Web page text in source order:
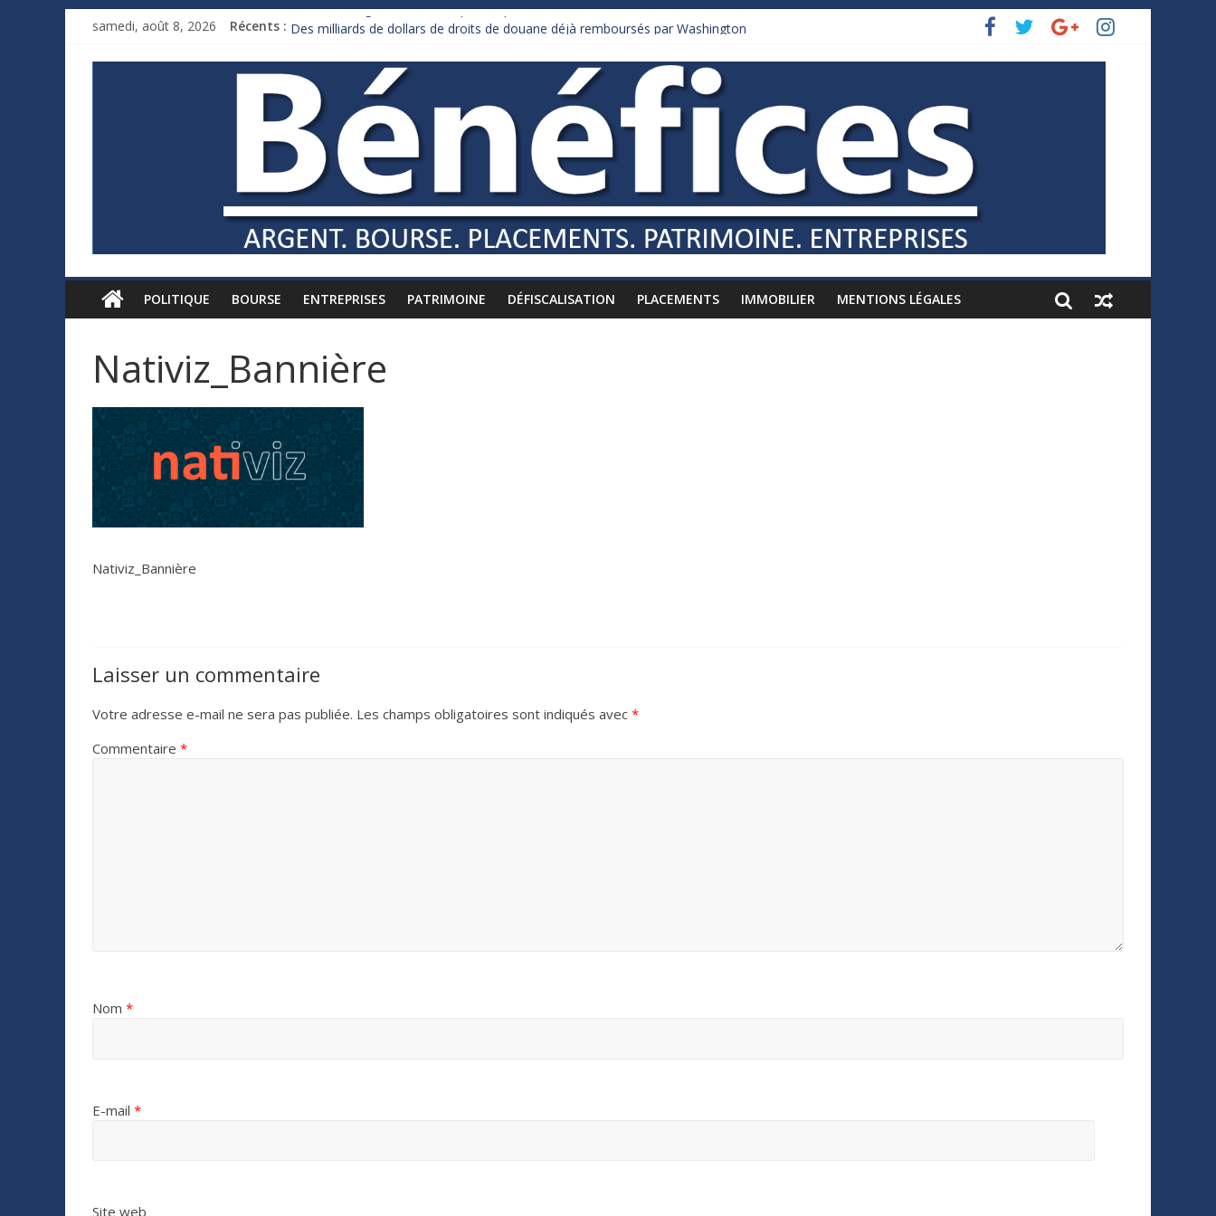
samedi, août 8, 2026 Récents :
France : le logement mis à l’épreuve par la chaleur
Des milliards de dollars de droits de douane déjà remboursés par Washington
Xavier Niel, le milliardaire qui ne touche presque rien
Ruée des fortunes russes vers l’étranger
POLITIQUE BOURSE ENTREPRISES PATRIMOINE DÉFISCALISATION PLACEMENTS IMMOBILIER MENTIONS LÉGALES
Nativiz_Bannière
Nativiz_Bannière
Laisser un commentaire
Votre adresse e-mail ne sera pas publiée. Les champs obligatoires sont indiqués avec *
Commentaire *
Nom *
E-mail *
Site web